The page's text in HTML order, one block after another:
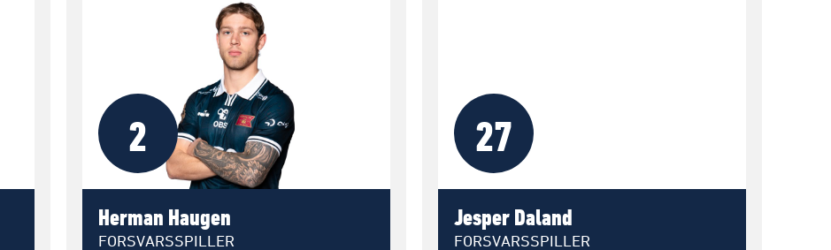
2
Herman Haugen
FORSVARSSPILLER
27
Jesper Daland
FORSVARSSPILLER